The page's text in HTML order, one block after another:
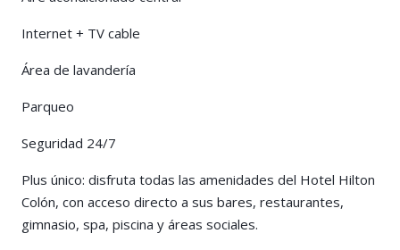
Internet + TV cable
Área de lavandería
Parqueo
Seguridad 24/7
Plus único: disfruta todas las amenidades del Hotel Hilton
Colón, con acceso directo a sus bares, restaurantes,
gimnasio, spa, piscina y áreas sociales.